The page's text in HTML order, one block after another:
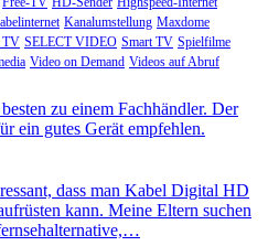
Kanalumstellung Maxdome
TV SELECT VIDEO Smart TV Spielfilme
Video on Demand Videos auf Abruf
zu einem Fachhändler. Der
ein gutes Gerät empfehlen.
dass man Kabel Digital HD
kann. Meine Eltern suchen